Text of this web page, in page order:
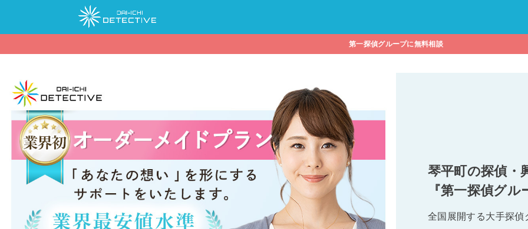
第一探偵グループに無料相談
琴平町の探偵・
『第一探偵グル
全国展開する大手探